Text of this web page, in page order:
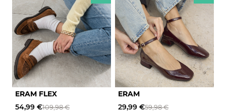
ERAM FLEX
54,99 €109,98 €
ERAM
29,99 €59,98 €